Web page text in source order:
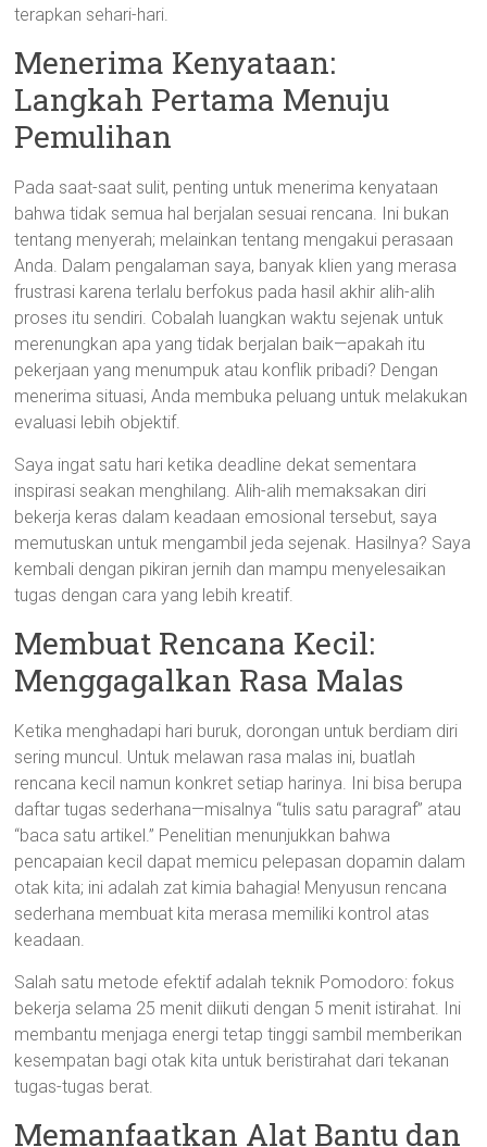
terapkan sehari-hari.
Menerima Kenyataan:
Langkah Pertama Menuju
Pemulihan
Pada saat-saat sulit, penting untuk menerima kenyataan
bahwa tidak semua hal berjalan sesuai rencana. Ini bukan
tentang menyerah; melainkan tentang mengakui perasaan
Anda. Dalam pengalaman saya, banyak klien yang merasa
frustrasi karena terlalu berfokus pada hasil akhir alih-alih
proses itu sendiri. Cobalah luangkan waktu sejenak untuk
merenungkan apa yang tidak berjalan baik—apakah itu
pekerjaan yang menumpuk atau konflik pribadi? Dengan
menerima situasi, Anda membuka peluang untuk melakukan
evaluasi lebih objektif.
Saya ingat satu hari ketika deadline dekat sementara
inspirasi seakan menghilang. Alih-alih memaksakan diri
bekerja keras dalam keadaan emosional tersebut, saya
memutuskan untuk mengambil jeda sejenak. Hasilnya? Saya
kembali dengan pikiran jernih dan mampu menyelesaikan
tugas dengan cara yang lebih kreatif.
Membuat Rencana Kecil:
Menggagalkan Rasa Malas
Ketika menghadapi hari buruk, dorongan untuk berdiam diri
sering muncul. Untuk melawan rasa malas ini, buatlah
rencana kecil namun konkret setiap harinya. Ini bisa berupa
daftar tugas sederhana—misalnya “tulis satu paragraf” atau
“baca satu artikel.” Penelitian menunjukkan bahwa
pencapaian kecil dapat memicu pelepasan dopamin dalam
otak kita; ini adalah zat kimia bahagia! Menyusun rencana
sederhana membuat kita merasa memiliki kontrol atas
keadaan.
Salah satu metode efektif adalah teknik Pomodoro: fokus
bekerja selama 25 menit diikuti dengan 5 menit istirahat. Ini
membantu menjaga energi tetap tinggi sambil memberikan
kesempatan bagi otak kita untuk beristirahat dari tekanan
tugas-tugas berat.
Memanfaatkan Alat Bantu dan